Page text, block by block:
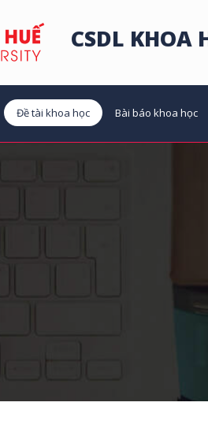
CSDL KHOA
Đề tài khoa học Bài báo khoa học